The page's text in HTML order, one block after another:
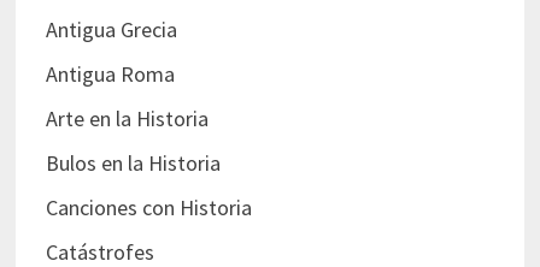
Antigua Grecia
Antigua Roma
Arte en la Historia
Bulos en la Historia
Canciones con Historia
Catástrofes